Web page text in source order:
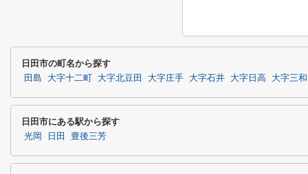
日田市の町名から探す
田島 大字十二町 大字北豆田 大字庄手 大字石井 大字日高 大字三和
日田市にある駅から探す
光岡 日田 豊後三芳